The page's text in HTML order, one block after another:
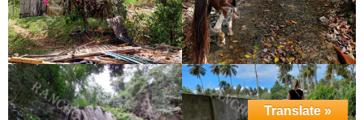
Translate »